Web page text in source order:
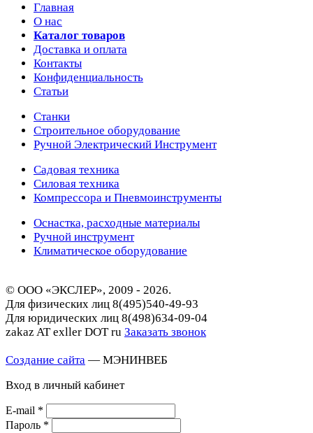
Главная
О нас
Каталог товаров
Доставка и оплата
Контакты
Конфиденциальность
Статьи
Станки
Строительное оборудование
Ручной Электрический Инструмент
Садовая техника
Силовая техника
Компрессора и Пневмоинструменты
Оснастка, расходные материалы
Ручной инструмент
Климатическое оборудование
© ООО «ЭКСЛЕР», 2009 - 2026.
Для физических лиц 8(495)540-49-93
Для юридических лиц 8(498)634-09-04
zakaz AT exller DOT ru Заказать звонок
Создание сайта — МЭНИНВЕБ
Вход в личный кабинет
E-mail *
Пароль *